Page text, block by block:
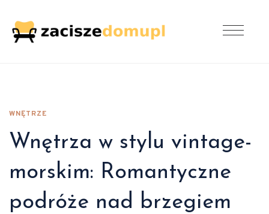
WNĘTRZE
Wnętrza w stylu vintage-
morskim: Romantyczne
podróże nad brzegiem